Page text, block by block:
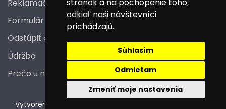
odkiaľ naši návštevníci
prichádzajú.
Súhlasím
Odmietam
Zmeniť moje nastavenia
Reklamačný protokol
Formulár na odstúpenie od zmluvy
Odstúpiť od zmluvy tu
Údržba
Prečo u nás nakupovať
Vytvorené na technológii BarIS .NET